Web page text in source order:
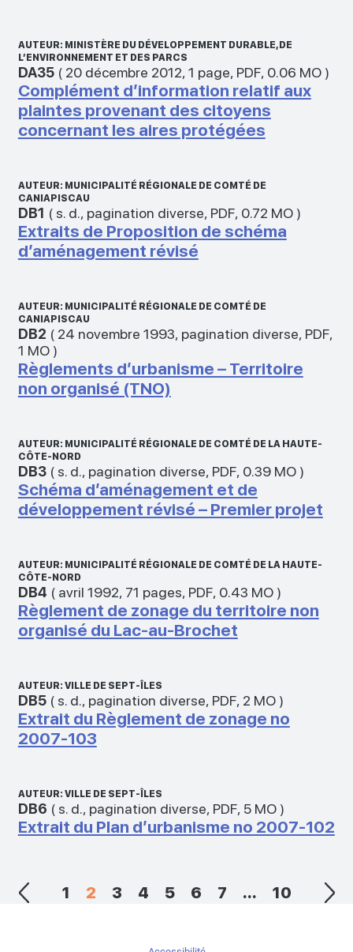
AUTEUR: MINISTÈRE DU DÉVELOPPEMENT DURABLE, DE
L’ENVIRONNEMENT ET DES PARCS
DA35( 20 décembre 2012, 1 page, PDF, 0.06 MO)
Complément d’information relatif aux
plaintes provenant des citoyens
concernant les aires protégées
AUTEUR: MUNICIPALITÉ RÉGIONALE DE COMTÉ DE
CANIAPISCAU
DB1 ( s. d., pagination diverse, PDF, 0.72 MO)
Extraits de Proposition de schéma
d’aménagement révisé
AUTEUR: MUNICIPALITÉ RÉGIONALE DE COMTÉ DE
CANIAPISCAU
DB2 ( 24 novembre 1993, pagination diverse, PDF,
1 MO)
Règlements d’urbanisme – Territoire
non organisé (TNO)
AUTEUR: MUNICIPALITÉ RÉGIONALE DE COMTÉ DE LA HAUTE-
CÔTE-NORD
DB3( s. d., pagination diverse, PDF, 0.39 MO)
Schéma d’aménagement et de
développement révisé – Premier projet
AUTEUR: MUNICIPALITÉ RÉGIONALE DE COMTÉ DE LA HAUTE-
CÔTE-NORD
DB4 ( avril 1992, 71 pages, PDF, 0.43 MO)
Règlement de zonage du territoire non
organisé du Lac-au-Brochet
AUTEUR: VILLE DE SEPT-ÎLES
DB5( s. d., pagination diverse, PDF, 2 MO)
Extrait du Règlement de zonage no
2007-103
AUTEUR: VILLE DE SEPT-ÎLES
DB6 ( s. d., pagination diverse, PDF, 5 MO)
Extrait du Plan d’urbanisme no 2007-102
1 2 3 4 5 6 7 ... 10